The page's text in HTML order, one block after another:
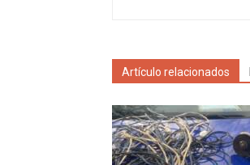
Artículo relacionados